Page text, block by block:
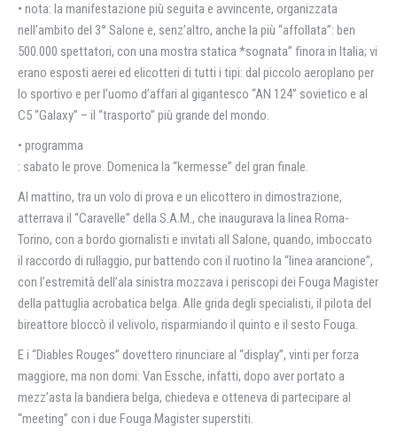
• nota: la manifestazione più seguita e avvincente, organizzata
nell’ambito del 3° Salone e, senz’altro, anche la più “affollata”: ben
500.000 spettatori, con una mostra statica *sognata” finora in Italia; vi
erano esposti aerei ed elicotteri di tutti i tipi: dal piccolo aeroplano per
lo sportivo e per l’uomo d’affari al gigantesco “AN 124” sovietico e al
C5 “Galaxy” – il “trasporto” più grande del mondo.
• programma
: sabato le prove. Domenica la “kermesse” del gran finale.
Al mattino, tra un volo di prova e un elicottero in dimostrazione,
atterrava il “Caravelle” della S.A.M., che inaugurava la linea Roma-
Torino, con a bordo giornalisti e invitati all Salone, quando, imboccato
il raccordo di rullaggio, pur battendo con il ruotino la “linea arancione”,
con l’estremità dell’ala sinistra mozzava i periscopi dei Fouga Magister
della pattuglia acrobatica belga. Alle grida degli specialisti, il pilota del
bireattore bloccò il velivolo, risparmiando il quinto e il sesto Fouga.
E i “Diables Rouges” dovettero rinunciare al “display”, vinti per forza
maggiore, ma non domi: Van Essche, infatti, dopo aver portato a
mezz’asta la bandiera belga, chiedeva e otteneva di partecipare al
“meeting” con i due Fouga Magister superstiti.